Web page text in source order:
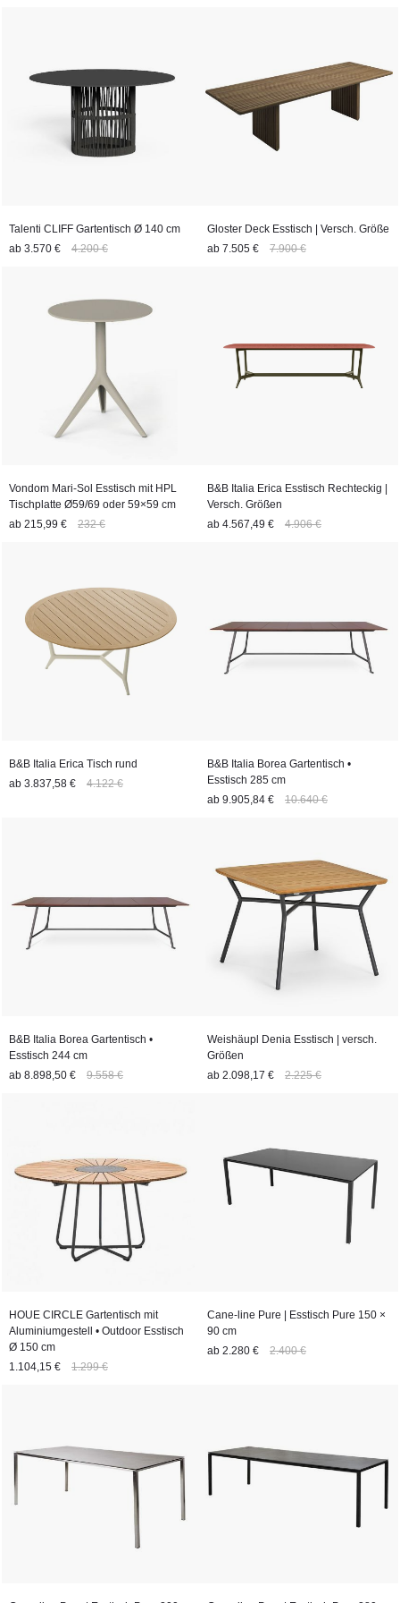
Talenti CLIFF Gartentisch Ø 140 cm
ab 3.570 € 4.200 €
Gloster Deck Esstisch | Versch. Größe
ab 7.505 € 7.900 €
Vondom Mari-Sol Esstisch mit HPL
Tischplatte Ø59/69 oder 59×59 cm
ab 215,99 € 232 €
B&B Italia Erica Esstisch Rechteckig |
Versch. Größen
ab 4.567,49 € 4.906 €
B&B Italia Erica Tisch rund
ab 3.837,58 € 4.122 €
B&B Italia Borea Gartentisch •
Esstisch 285 cm
ab 9.905,84 € 10.640 €
B&B Italia Borea Gartentisch •
Esstisch 244 cm
ab 8.898,50 € 9.558 €
Weishäupl Denia Esstisch | versch.
Größen
ab 2.098,17 € 2.225 €
HOUE CIRCLE Gartentisch mit
Aluminiumgestell • Outdoor Esstisch
Ø 150 cm
1.104,15 €
1.299 €
Cane-line Pure | Esstisch Pure 150 ×
90 cm
ab 2.280 € 2.400 €